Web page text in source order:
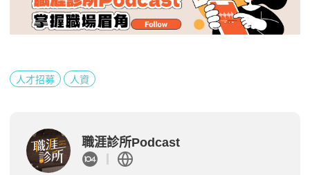
人才招募 人資
職涯診所Podcast